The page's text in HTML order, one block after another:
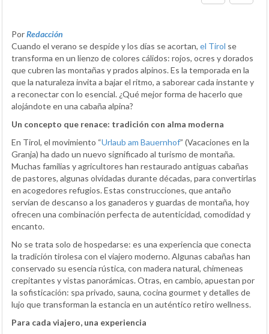
PorRedacción
Cuando el verano se despide y los días se acortan, el Tirol se
transforma en un lienzo de colores cálidos: rojos, ocres y dorados
que cubren las montañas y prados alpinos. Es la temporada en la
que la naturaleza invita a bajar el ritmo, a saborear cada instante y
a reconectar con lo esencial. ¿Qué mejor forma de hacerlo que
alojándote en una cabaña alpina?
Un concepto que renace: tradición con alma moderna
En Tirol, el movimiento “Urlaub am Bauernhof” (Vacaciones en la
Granja) ha dado un nuevo significado al turismo de montaña.
Muchas familias y agricultores han restaurado antiguas cabañas
de pastores, algunas olvidadas durante décadas, para convertirlas
en acogedores refugios. Estas construcciones, que antaño
servían de descanso a los ganaderos y guardas de montaña, hoy
ofrecen una combinación perfecta de autenticidad, comodidad y
encanto.
No se trata solo de hospedarse: es una experiencia que conecta
la tradición tirolesa con el viajero moderno. Algunas cabañas han
conservado su esencia rústica, con madera natural, chimeneas
crepitantes y vistas panorámicas. Otras, en cambio, apuestan por
la sofisticación: spa privado, sauna, cocina gourmet y detalles de
lujo que transforman la estancia en un auténtico retiro wellness.
Para cada viajero, una experiencia